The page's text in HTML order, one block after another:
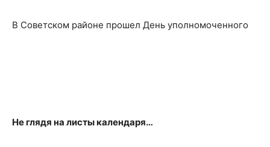
В Советском районе прошел День уполномоченного
Не глядя на листы календаря…